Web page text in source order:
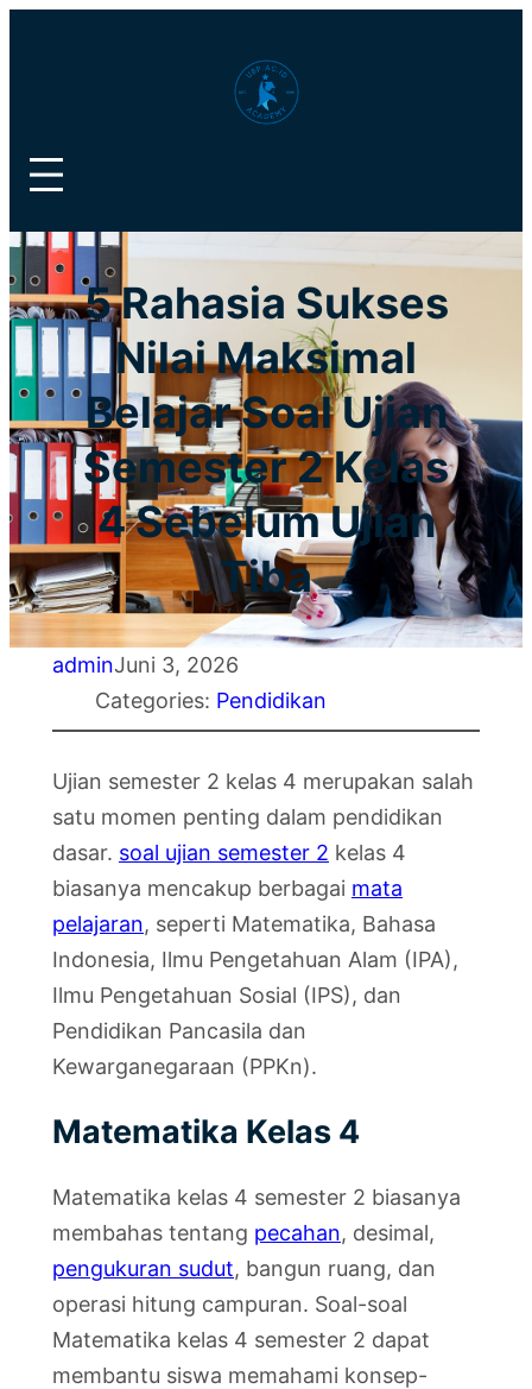
5 Rahasia Sukses
Nilai Maksimal
Belajar Soal Ujian
Semester 2 Kelas
4 Sebelum Ujian
Tiba
adminJuni 3, 2026
Categories: Pendidikan
Ujian semester 2 kelas 4 merupakan salah
satu momen penting dalam pendidikan
dasar. soal ujian semester 2 kelas 4
biasanya mencakup berbagai mata
pelajaran, seperti Matematika, Bahasa
Indonesia, Ilmu Pengetahuan Alam (IPA),
Ilmu Pengetahuan Sosial (IPS), dan
Pendidikan Pancasila dan
Kewarganegaraan (PPKn).
Matematika Kelas 4
Matematika kelas 4 semester 2 biasanya
membahas tentang pecahan, desimal,
pengukuran sudut, bangun ruang, dan
operasi hitung campuran. Soal-soal
Matematika kelas 4 semester 2 dapat
membantu siswa memahami konsep-